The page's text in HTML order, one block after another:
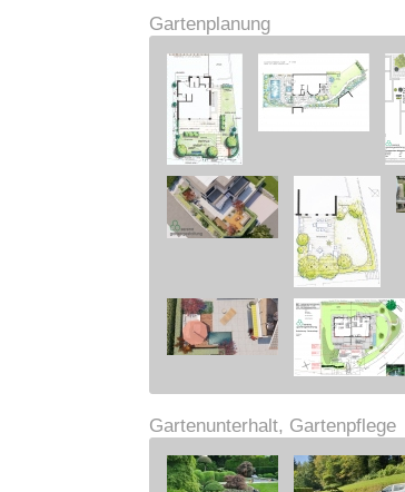
Gartenplanung
Gartenunterhalt, Gartenpflege